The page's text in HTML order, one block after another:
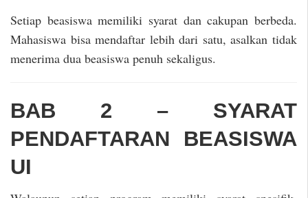
Setiap beasiswa memiliki syarat dan cakupan berbeda.
Mahasiswa bisa mendaftar lebih dari satu, asalkan tidak
menerima dua beasiswa penuh sekaligus.
BAB 2 – SYARAT
PENDAFTARAN BEASISWA
UI